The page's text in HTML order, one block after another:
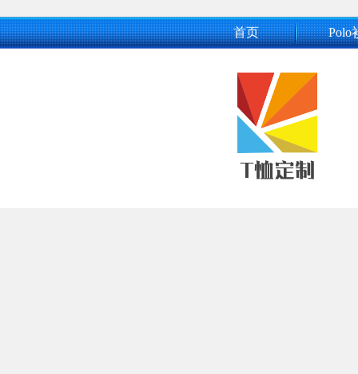
首页 Polo